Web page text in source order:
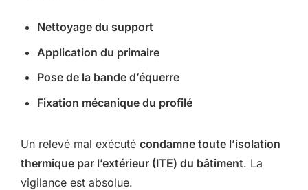
Nettoyage du support
Application du primaire
Pose de la bande d’équerre
Fixation mécanique du profilé
Un relevé mal exécuté condamne toute l’isolation
thermique par l’extérieur (ITE) du bâtiment. La
vigilance est absolue.